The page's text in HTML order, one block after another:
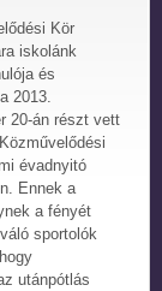
Kör
iskolánk
és
2013.
20-án részt vett
évadnyitó
Ennek a
a fényét
sportolók
utánpótlás